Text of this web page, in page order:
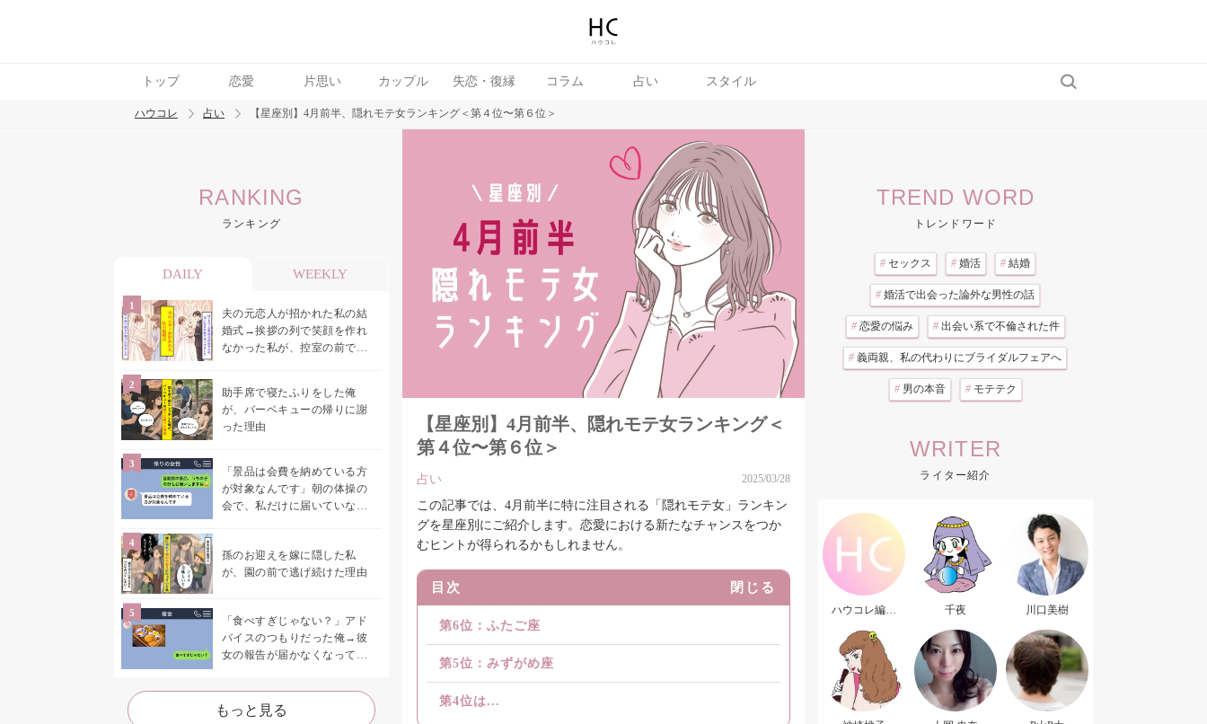
トップ 恋愛 片思い カップル 失恋・復縁 コラム 占い スタイル
トレンド ワード
ハウコレ 占い 【星座別】4月前半、隠れモテ女ランキング＜第４位〜第６位＞
RANKING
ランキング
DAILY WEEKLY
夫の元恋人が招かれた私の結
婚式→挨拶の列で笑顔を作れ
なかった私が、控室の前で彼
助手席で寝たふりをした俺
が、バーベキューの帰りに謝
った理由
「景品は会費を納めている方
が対象なんです」朝の体操の
会で、私だけに届いていなか
孫のお迎えを嫁に隠した私
が、園の前で逃げ続けた理由
「食べすぎじゃない？」アド
バイスのつもりだった俺→彼
女の報告が届かなくなって、
た
もっと見る
【星座別】4月前半、隠れモテ女ランキング＜
第４位〜第６位＞
占い 2025/03/28
この記事では、4月前半に特に注目される「隠れモテ女」ランキン
グを星座別にご紹介します。恋愛における新たなチャンスをつか
むヒントが得られるかもしれません。
目次 閉じる
第6位：ふたご座
第5位：みずがめ座
第4位は...
TREND WORD
トレンドワード
# セックス # 婚活 # 結婚
# 婚活で出会った論外な男性の話
# 恋愛の悩み # 出会い系で不倫された件
# 義両親、私の代わりにブライダルフェアへ
# 男の本音 # モテテク
WRITER
ライター紹介
ハウコレ編集
千夜 川口美樹